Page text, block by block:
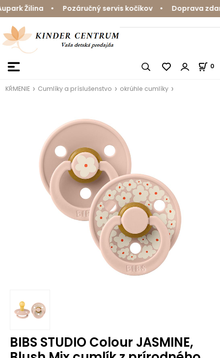
Žilina • Pozáručný servis kočíkov • Doprava
0
KŔMENIE Cumlíky a príslušenstvo okrúhle cumlíky
BIBS STUDIO Colour JASMINE,